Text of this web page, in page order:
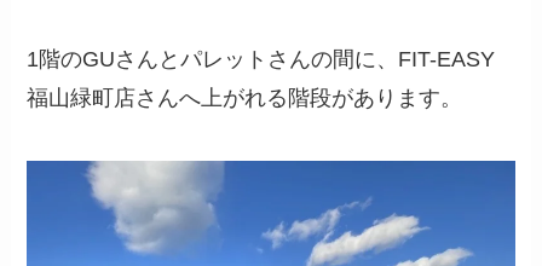
1階のGUさんとパレットさんの間に、FIT-EASY
福山緑町店さんへ上がれる階段があります。